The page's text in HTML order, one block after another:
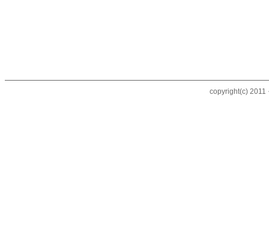
copyright(c) 2011